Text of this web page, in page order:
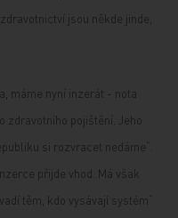
jsou někde jinde,
máme nyní inzerát - nota
zdravotního pojištění. Jeho
si rozvracet nedáme“.
přijde vhod. Má však
těm, kdo vysávají systém“